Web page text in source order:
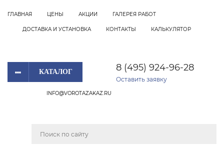
ГЛАВНАЯ ЦЕНЫ АКЦИИ ГАЛЕРЕЯ РАБОТ
ДОСТАВКА И УСТАНОВКА КОНТАКТЫ КАЛЬКУЛЯТОР
КАТАЛОГ 8 (495) 924-96-28
Оставить заявку
INFO@VOROTAZAKAZ.RU